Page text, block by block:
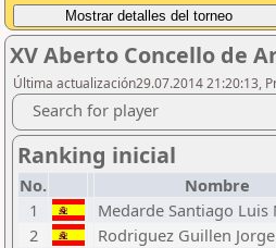
XV Aberto Concello de
Última actualización29.07.2014 21:20:13,
Search for player
Ranking inicial
No. Nombre
1
Medarde Santiago Luis
2
Rodriguez Guillen Jorge